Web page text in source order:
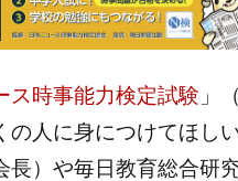
ス時事能力検定試験 」
の人に身につけてほし
長）や毎日教育総合研